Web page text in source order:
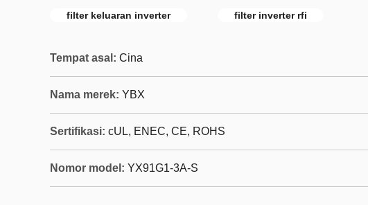
filter keluaran inverter filter inverter rfi
Tempat asal: Cina
Nama merek: YBX
Sertifikasi: cUL, ENEC, CE, ROHS
Nomor model: YX91G1-3A-S